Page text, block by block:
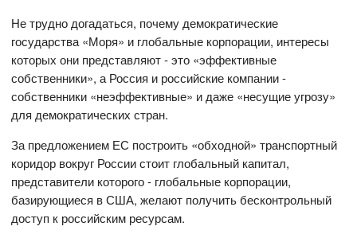
Не трудно догадаться, почему демократические
государства «Моря» и глобальные корпорации, интересы
которых они представляют - это «эффективные
собственники», а Россия и российские компании -
собственники «неэффективные» и даже «несущие угрозу»
для демократических стран.
За предложением ЕС построить «обходной» транспортный
коридор вокруг России стоит глобальный капитал,
представители которого - глобальные корпорации,
базирующиеся в США, желают получить бесконтрольный
доступ к российским ресурсам.